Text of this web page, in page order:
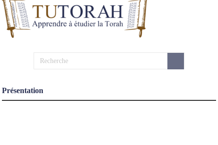
Présentation